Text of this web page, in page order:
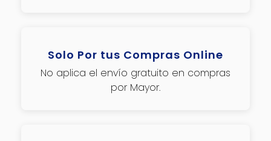
Solo Por tus Compras Online
No aplica el envío gratuito en compras
por Mayor.